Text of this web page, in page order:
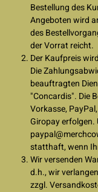
Bestellung des
Angeboten wird
des
der Vorrat reicht.
Der Kaufpreis
Die
beauftragten
"Concardis". Die
Vorkasse,
Giropay
statthaft, wenn
Wir versenden
d.h., wir
zzgl.